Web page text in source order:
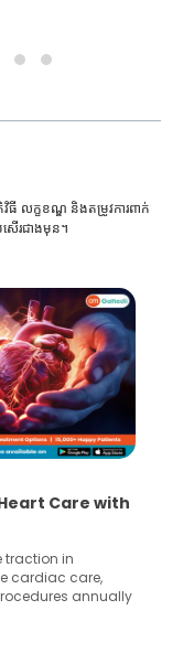
លក្ខខណ្ឌ និងតម្រូវការពាក់
សើរជាងមុន។
Care with
traction in
cardiac care,
annually
and